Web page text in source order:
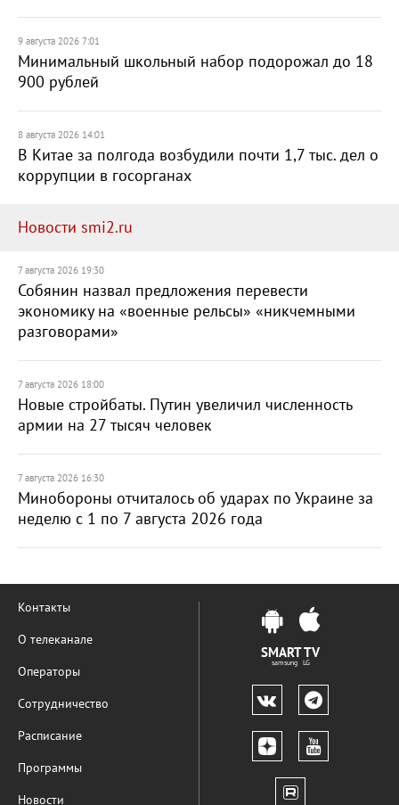
9 августа 2026 7:01
Минимальный школьный набор подорожал до 18
900 рублей
8 августа 2026 14:01
В Китае за полгода возбудили почти 1,7 тыс. дел о
коррупции в госорганах
Новости smi2.ru
7 августа 2026 19:30
Собянин назвал предложения перевести
экономику на «военные рельсы» «никчемными
разговорами»
7 августа 2026 18:00
Новые стройбаты. Путин увеличил численность
армии на 27 тысяч человек
7 августа 2026 16:30
Минобороны отчиталось об ударах по Украине за
неделю с 1 по 7 августа 2026 года
Контакты
О телеканале
Операторы
Сотрудничество
Расписание
Программы
Новости
SMART TV
samsung LG